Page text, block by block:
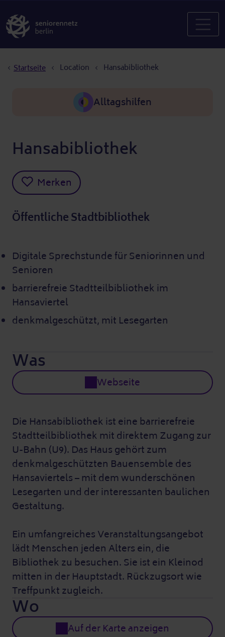
Startseite Location Hansabibliothek
Alltagshilfen
Hansabibliothek
Merken
Öffentliche Stadtbibliothek
Digitale Sprechstunde für Seniorinnen und
Senioren
barrierefreie Stadtteilbibliothek im
Hansaviertel
denkmalgeschützt, mit Lesegarten
Was
Webseite
Die Hansabibliothek ist eine barrierefreie
Stadtteilbibliothek mit direktem Zugang zur
U-Bahn (U9). Das Haus gehört zum
denkmalgeschützten Bauensemble des
Hansaviertels – mit dem wunderschönen
Lesegarten und der interessanten baulichen
Gestaltung.
Ein umfangreiches Veranstaltungsangebot
lädt Menschen jeden Alters ein, die
Bibliothek zu besuchen. Sie ist ein Kleinod
mitten in der Hauptstadt. Rückzugsort wie
Treffpunkt zugleich.
Wo
Auf der Karte anzeigen